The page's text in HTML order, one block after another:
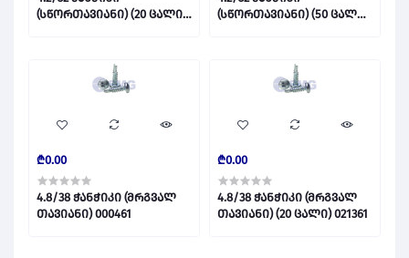
(სწორთავიანი) (20 ცალი)
(სწორთავიანი) (50 ცალი)
₾0.00
4.8/38 ჭანჭიკი (მრგვალ
თავიანი) 000461
₾0.00
4.8/38 ჭანჭიკი (მრგვალ
თავიანი) (20 ცალი) 021361